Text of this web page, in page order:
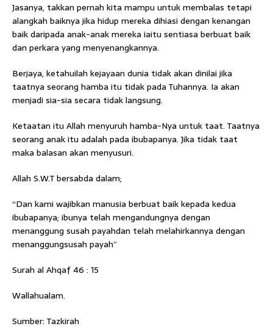
Jasanya, takkan pernah kita mampu untuk membalas tetapi
alangkah baiknya jika hidup mereka dihiasi dengan kenangan
baik daripada anak-anak mereka iaitu sentiasa berbuat baik
dan perkara yang menyenangkannya.
Berjaya, ketahuilah kejayaan dunia tidak akan dinilai jika
taatnya seorang hamba itu tidak pada Tuhannya. Ia akan
menjadi sia-sia secara tidak langsung.
Ketaatan itu Allah menyuruh hamba-Nya untuk taat. Taatnya
seorang anak itu adalah pada ibubapanya. Jika tidak taat
maka balasan akan menyusuri.
Allah S.W.T bersabda dalam;
“Dan kami wajibkan manusia berbuat baik kepada kedua
ibubapanya; ibunya telah mengandungnya dengan
menanggung susah payahdan telah melahirkannya dengan
menanggungsusah payah”
Surah al Ahqaf 46 : 15
Wallahualam.
Sumber: Tazkirah